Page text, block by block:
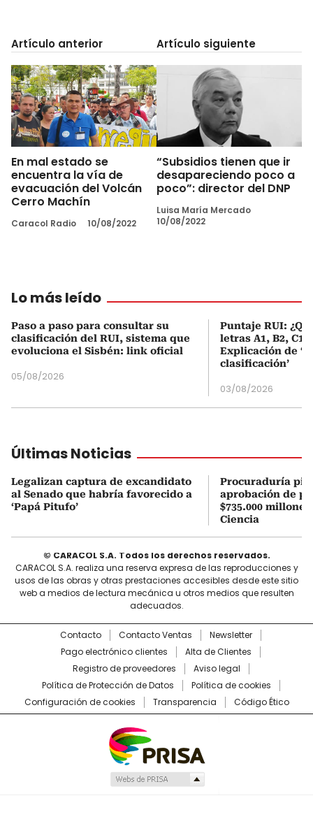
Artículo anterior
En mal estado se
encuentra la vía de
evacuación del Volcán
Cerro Machín
Caracol Radio 10/08/2022
Artículo siguiente
“Subsidios tienen que ir
desapareciendo poco a
poco”: director del DNP
Luisa María Mercado
10/08/2022
Lo más leído
Paso a paso para consultar su
clasificación del RUI, sistema que
evoluciona el Sisbén: link oficial
05/08/2026
Puntaje RUI:
letras A1, B2, C1
Explicación de
clasificación’
03/08/2026
Últimas Noticias
Legalizan captura de excandidato
al Senado que habría favorecido a
‘Papá Pitufo’
Procuraduría
aprobación de
$735.000
Ciencia
© CARACOL S.A. Todos los derechos reservados.
CARACOL S.A. realiza una reserva expresa de las reproducciones y
usos de las obras y otras prestaciones accesibles desde este sitio
web a medios de lectura mecánica u otros medios que resulten
adecuados.
Contacto Contacto Ventas
Newsletter
Pago electrónico clientes
Alta de Clientes
Registro de proveedores
Aviso legal
Política de Protección de Datos
Política de cookies
Configuración de cookies
Transparencia Código Ético